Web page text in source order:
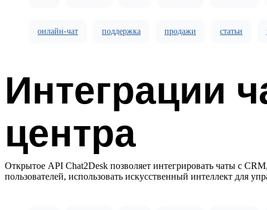
онлайн-чат поддержка продажи статьи
Интеграции
центра
Открытое API Chat2Desk позволяет интегрировать чаты с
пользователей, использовать искусственный интеллект для